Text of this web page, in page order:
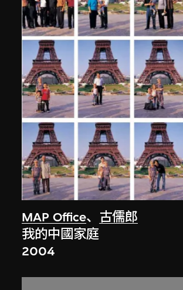
MAP Office、 古儒郎
我的中國家庭
2004